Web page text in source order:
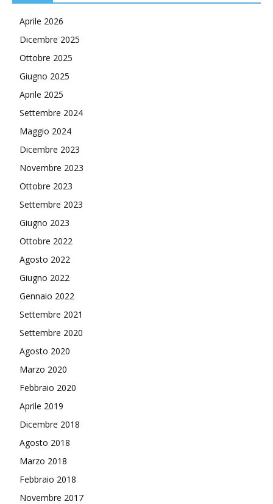
Aprile 2026
Dicembre 2025
Ottobre 2025
Giugno 2025
Aprile 2025
Settembre 2024
Maggio 2024
Dicembre 2023
Novembre 2023
Ottobre 2023
Settembre 2023
Giugno 2023
Ottobre 2022
Agosto 2022
Giugno 2022
Gennaio 2022
Settembre 2021
Settembre 2020
Agosto 2020
Marzo 2020
Febbraio 2020
Aprile 2019
Dicembre 2018
Agosto 2018
Marzo 2018
Febbraio 2018
Novembre 2017